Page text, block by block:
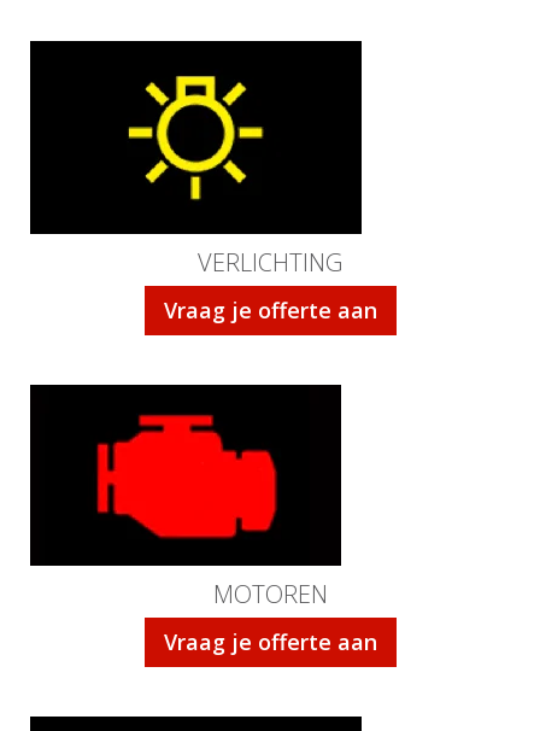
VERLICHTING
Vraag je offerte aan
MOTOREN
Vraag je offerte aan